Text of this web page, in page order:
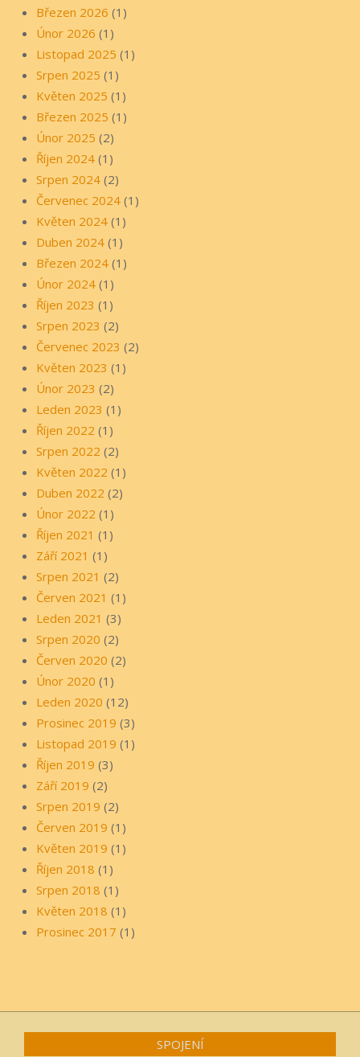
Březen 2026 (1)
Únor 2026 (1)
Listopad 2025 (1)
Srpen 2025 (1)
Květen 2025 (1)
Březen 2025 (1)
Únor 2025 (2)
Říjen 2024 (1)
Srpen 2024 (2)
Červenec 2024 (1)
Květen 2024 (1)
Duben 2024 (1)
Březen 2024 (1)
Únor 2024 (1)
Říjen 2023 (1)
Srpen 2023 (2)
Červenec 2023 (2)
Květen 2023 (1)
Únor 2023 (2)
Leden 2023 (1)
Říjen 2022 (1)
Srpen 2022 (2)
Květen 2022 (1)
Duben 2022 (2)
Únor 2022 (1)
Říjen 2021 (1)
Září 2021 (1)
Srpen 2021 (2)
Červen 2021 (1)
Leden 2021 (3)
Srpen 2020 (2)
Červen 2020 (2)
Únor 2020 (1)
Leden 2020 (12)
Prosinec 2019 (3)
Listopad 2019 (1)
Říjen 2019 (3)
Září 2019 (2)
Srpen 2019 (2)
Červen 2019 (1)
Květen 2019 (1)
Říjen 2018 (1)
Srpen 2018 (1)
Květen 2018 (1)
Prosinec 2017 (1)
SPOJENÍ